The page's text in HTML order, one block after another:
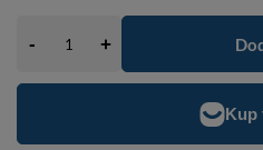
- +